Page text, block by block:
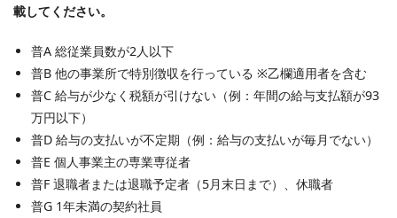
載してください。
普A 総従業員数が2人以下
普B 他の事業所で特別徴収を行っている ※乙欄適用者を含む
普C 給与が少なく税額が引けない（例：年間の給与支払額が93
万円以下）
普D 給与の支払いが不定期（例：給与の支払いが毎月でない）
普E 個人事業主の専業専従者
普F 退職者または退職予定者（5月末日まで）、休職者
普G 1年未満の契約社員